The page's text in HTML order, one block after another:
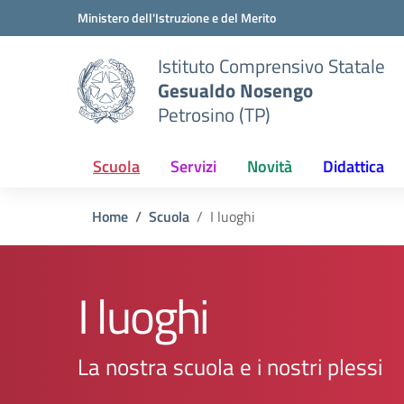
Vai ai contenuti
Vai al menu di navigazioneMinistero dell'Istruzione e del Merito
Istituto Comprensivo Statale
Gesualdo Nosengo
Petrosino (TP)
Scuola Servizi Novità Didattica
Home Scuola I luoghi
I luoghi
La nostra scuola e i nostri plessi